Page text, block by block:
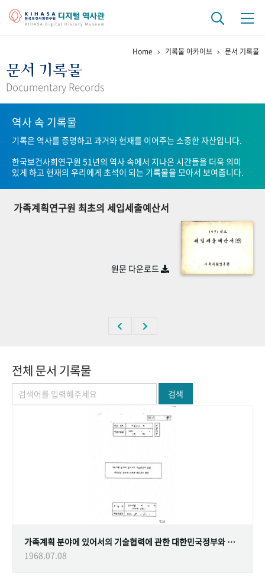
걸어온 길 기관 변천사
연구 역사
정책과 연구 키워드로 보는 연구 역사
연구자들
기록물 아카이브
사진 아카이브 문서 기록물 행정박물
숫자로 보는 50년 50+1주년 광장
Home 기록물 아카이브 문서 기록물
문서 기록물
Documentary Records
역사 속 기록물
기록은 역사를 증명하고 과거와 현재를 이어주는 소중한 자산입니다.
한국보건사회연구원 51년의 역사 속에서 지나온 시간들을 더욱 의미
있게 하고 현재의 우리에게 초석이 되는 기록물을 모아서 보여줍니다.
가족계획연구원 최초의 세입세출예산서
원문 다운로드
전체 문서 기록물
검색
가족계획 분야에 있어서의 기술협력에 관한 대한민국정부와 스웨덴 정부간의 협정
1968.07.08